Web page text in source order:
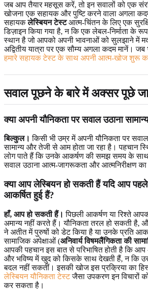
जब आप तैयार महसूस करें, तो इन सवालों को एक
खोजना एक सहायक और पुष्टि करने वाला अगला
सहायकलेस्बियन टेस्टआत्म-चिंतन के लिए एक
डिज़ाइन किया गया है, न कि एक लेबल-निर्माता के
स्थान है जो आपको अपनी भावनाओं को सुलझाने में
अद्वितीय यात्रा पर एक सौम्य अगला कदम मानें।
हमारे सहायक टेस्ट के साथ अपनी आत्म-खोज शुरू
सवाल पूछने के बारे में अक्सर पूछे
क्या अपनी यौनिकता पर सवाल उठाना
बिल्कुल। किसी भी उम्र में अपनी यौनिकता पर
सामान्य और तेजी से आम होता जा रहा है। पहचान
लोग पाते हैं कि उनके आकर्षण की समझ समय के साथ
सवाल उठाना आत्म-जागरूकता और आत्मनिरीक्षण
क्या आप लेस्बियन हो सकती हैं यदि आप पहले
आकर्षित हुई हैं?
हाँ, आप हो सकती हैं। पिछली आकर्षण या रिश्ते
अमान्य नहीं करते हैं। यौनिकता तरल हो सकती है,
ने अतीत में पुरुषों को डेट किया है या उनके प्रति
सामाजिक अपेक्षाओं (अनिवार्य विषमलैंगिकता की
आपकी पहचान इस बात से परिभाषित होती है कि
और भविष्य में खुद को किसके साथ देखती हैं, न कि
बदल नहीं सकतीं। इसकी खोज इस प्रक्रिया का
लेस्बियन यौनिकता टेस्टजैसा उपकरण इन विचारों
कर सकता है।